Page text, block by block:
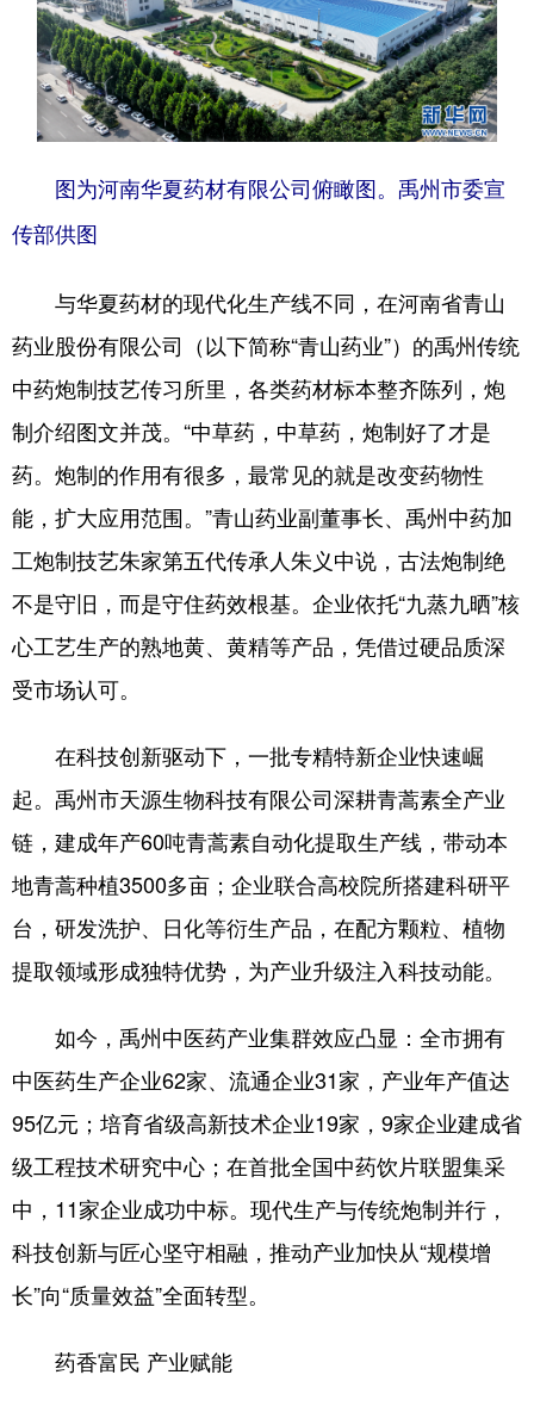
图为河南华夏药材有限公司俯瞰图。禹州市委宣
传部供图
与华夏药材的现代化生产线不同，在河南省青山
药业股份有限公司（以下简称“青山药业”）的禹州传统
中药炮制技艺传习所里，各类药材标本整齐陈列，炮
制介绍图文并茂。“中草药，中草药，炮制好了才是
药。炮制的作用有很多，最常见的就是改变药物性
能，扩大应用范围。”青山药业副董事长、禹州中药加
工炮制技艺朱家第五代传承人朱义中说，古法炮制绝
不是守旧，而是守住药效根基。企业依托“九蒸九晒”核
心工艺生产的熟地黄、黄精等产品，凭借过硬品质深
受市场认可。
在科技创新驱动下，一批专精特新企业快速崛
起。禹州市天源生物科技有限公司深耕青蒿素全产业
链，建成年产60吨青蒿素自动化提取生产线，带动本
地青蒿种植3500多亩；企业联合高校院所搭建科研平
台，研发洗护、日化等衍生产品，在配方颗粒、植物
提取领域形成独特优势，为产业升级注入科技动能。
如今，禹州中医药产业集群效应凸显：全市拥有
中医药生产企业62家、流通企业31家，产业年产值达
95亿元；培育省级高新技术企业19家，9家企业建成省
级工程技术研究中心；在首批全国中药饮片联盟集采
中，11家企业成功中标。现代生产与传统炮制并行，
科技创新与匠心坚守相融，推动产业加快从“规模增
长”向“质量效益”全面转型。
药香富民 产业赋能